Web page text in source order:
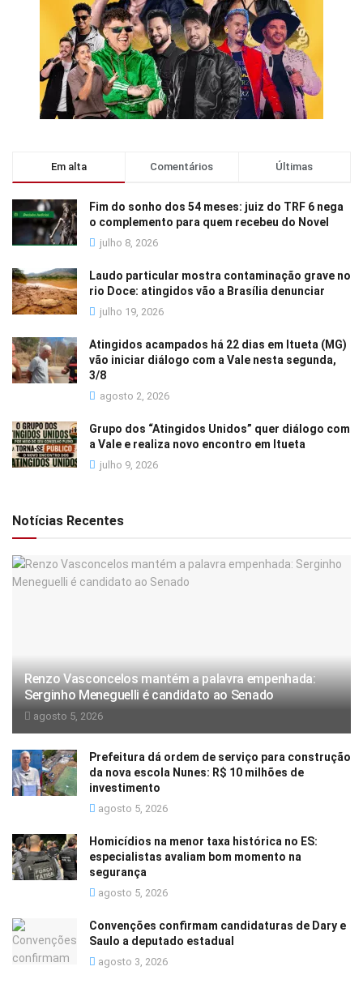
Em alta Comentários Últimas
Fim do sonho dos 54 meses: juiz do TRF 6 nega
o complemento para quem recebeu do Novel
julho 8, 2026
Laudo particular mostra contaminação grave no
rio Doce: atingidos vão a Brasília denunciar
julho 19, 2026
Atingidos acampados há 22 dias em Itueta (MG)
vão iniciar diálogo com a Vale nesta segunda,
3/8
agosto 2, 2026
Grupo dos “Atingidos Unidos” quer diálogo com
a Vale e realiza novo encontro em Itueta
julho 9, 2026
Notícias Recentes
Renzo Vasconcelos mantém a palavra empenhada:
Serginho Meneguelli é candidato ao Senado
agosto 5, 2026
Prefeitura dá ordem de serviço para construção
da nova escola Nunes: R$ 10 milhões de
investimento
agosto 5, 2026
Homicídios na menor taxa histórica no ES:
especialistas avaliam bom momento na
segurança
agosto 5, 2026
Convenções confirmam candidaturas de Dary e
Saulo a deputado estadual
agosto 3, 2026